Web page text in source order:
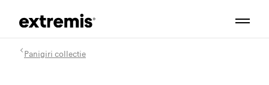
Panigiri collectie